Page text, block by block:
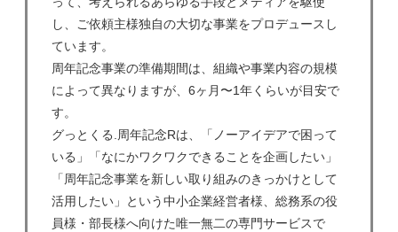
し、ご依頼主様独自の大切な事業をプロデュースし
ています。
周年記念事業の準備期間は、組織や事業内容の規模
によって異なりますが、6ヶ月〜1年くらいが目安で
す。
グっとくる.周年記念Rは、「ノーアイデアで困って
いる」「なにかワクワクできることを企画したい」
「周年記念事業を新しい取り組みのきっかけとして
活用したい」という中小企業経営者様、総務系の役
員様・部長様へ向けた唯一無二の専門サービスで